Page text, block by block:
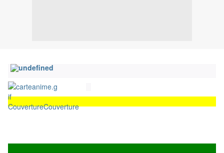
CouvertureCouverture